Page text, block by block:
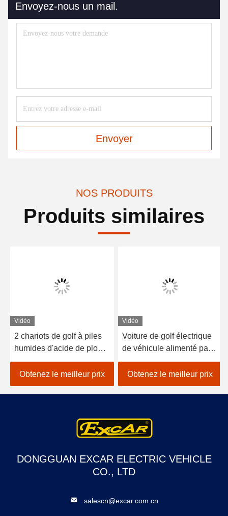
Envoyez-nous un mail.
Envoyer
NOS PRODUITS
Produits similaires
Vidéo
2 chariots de golf à piles
humides d'acide de plomb
de sièges/golf avec des
erreurs électrique de
voiture
Obtenez le meilleur prix
Vidéo
Voiture de golf électrique
de véhicule alimenté par
batterie au lithium 48V
EXCAR A1S6 + 2 blanc
Obtenez le meilleur prix
DONGGUAN EXCAR ELECTRIC VEHICLE
CO., LTD
salescn@excar.com.cn